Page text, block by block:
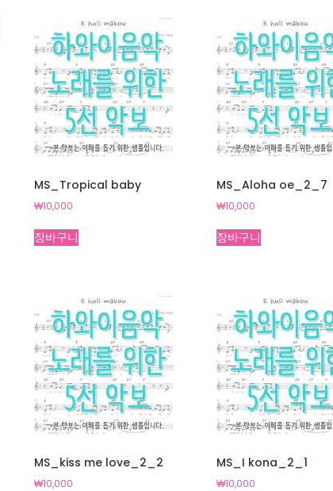
MS_Tropical baby
₩10,000
장바구니
MS_Aloha oe_2_7
₩10,000
장바구니
MS_kiss me love_2_2
₩10,000
MS_I kona_2_1
₩10,000